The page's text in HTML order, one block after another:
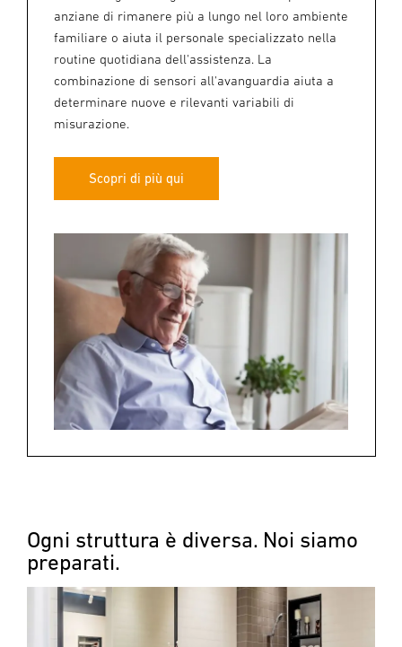
anziane di rimanere più a lungo nel loro ambiente
familiare o aiuta il personale specializzato nella
routine quotidiana dell'assistenza. La
combinazione di sensori all'avanguardia aiuta a
determinare nuove e rilevanti variabili di
misurazione.
Scopri di più qui
Ogni struttura è diversa. Noi siamo
preparati.